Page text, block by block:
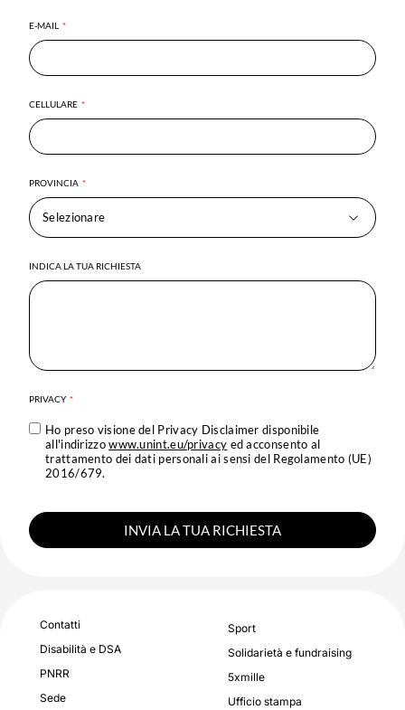
E-MAIL
CELLULARE
PROVINCIA
INDICA LA TUA RICHIESTA
PRIVACY
Ho preso visione del Privacy Disclaimer disponibile
all'indirizzowww.unint.eu/privacy ed acconsento al
trattamento dei dati personali ai sensi del Regolamento (UE)
2016/679.
INVIA LA TUA RICHIESTA
Contatti
Disabilità e DSA
PNRR
Sede
Sport
Solidarietà e fundraising
5xmille
Ufficio stampa